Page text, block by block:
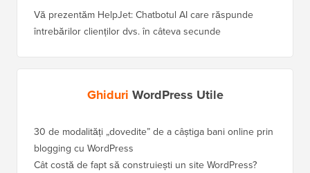
Vă prezentăm HelpJet: Chatbotul AI care răspunde
întrebărilor clienților dvs. în câteva secunde
Ghiduri WordPress Utile
30 de modalități „dovedite” de a câștiga bani online prin
blogging cu WordPress
Cât costă de fapt să construiești un site WordPress?